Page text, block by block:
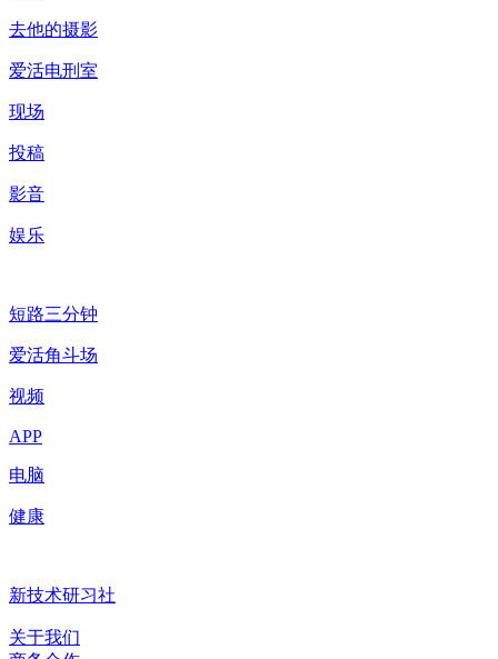
去他的摄影
爱活电刑室
现场
投稿
影音
娱乐
短路三分钟
爱活角斗场
视频
APP
电脑
健康
新技术研习社
关于我们